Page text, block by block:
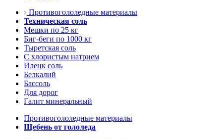
Противогололедные материалы
Техническая соль
Мешки по 25 кг
Биг-беги по 1000 кг
Тыретская соль
С хлористым натрием
Илецк соль
Белкалий
Бассоль
Для дорог
Галит минеральный
Противогололедные материалы
Щебень от гололеда